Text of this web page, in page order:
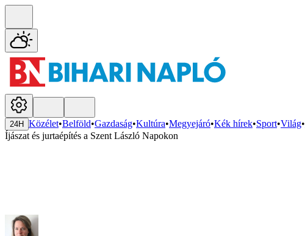
24H Közélet•Belföld•Gazdaság•Kultúra•Megyejáró•Kék hírek•Sport•Világ•
Íjászat és jurtaépítés a Szent László Napokon